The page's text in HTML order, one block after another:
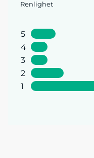
Renlighet
5
4
3
2
1